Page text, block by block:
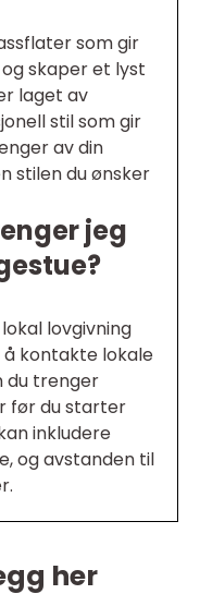
som gir
skaper et lyst
laget av
stil som gir
av din
stilen du ønsker
jeg
lovgivning
kontakte lokale
du trenger
før du starter
inkludere
og avstanden til
her